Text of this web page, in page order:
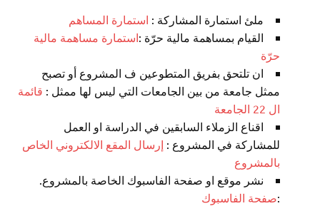
ملئ استمارة المشاركة : استمارة المساهم
القيام بمساهمة مالية حرّة :استمارة مساهمة مالية
حرّة
ان تلتحق بفريق المتطوعين ف المشروع أو تصبح
ممثل جامعة من بين الجامعات التي ليس لها ممثل : قائمة
ال 22 الجامعة
اقناع الزملاء السابقين في الدراسة او العمل
للمشاركة في المشروع : إرسال المقع الالكتروني الخاص
بالمشروع
نشر موقع او صفحة الفاسبوك الخاصة بالمشروع.
:صفحة الفاسبوك